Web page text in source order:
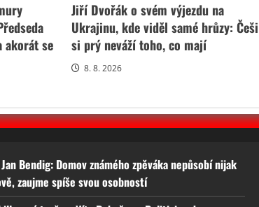
akorát se
Jiří Dvořák o svém výjezdu na
Ukrajinu, kde viděl samé hrůzy: Češi
si prý neváží toho, co mají
8. 8. 2026
Bendig: Domov známého zpěváka nepůsobí nijak
zaujme spíše svou osobností